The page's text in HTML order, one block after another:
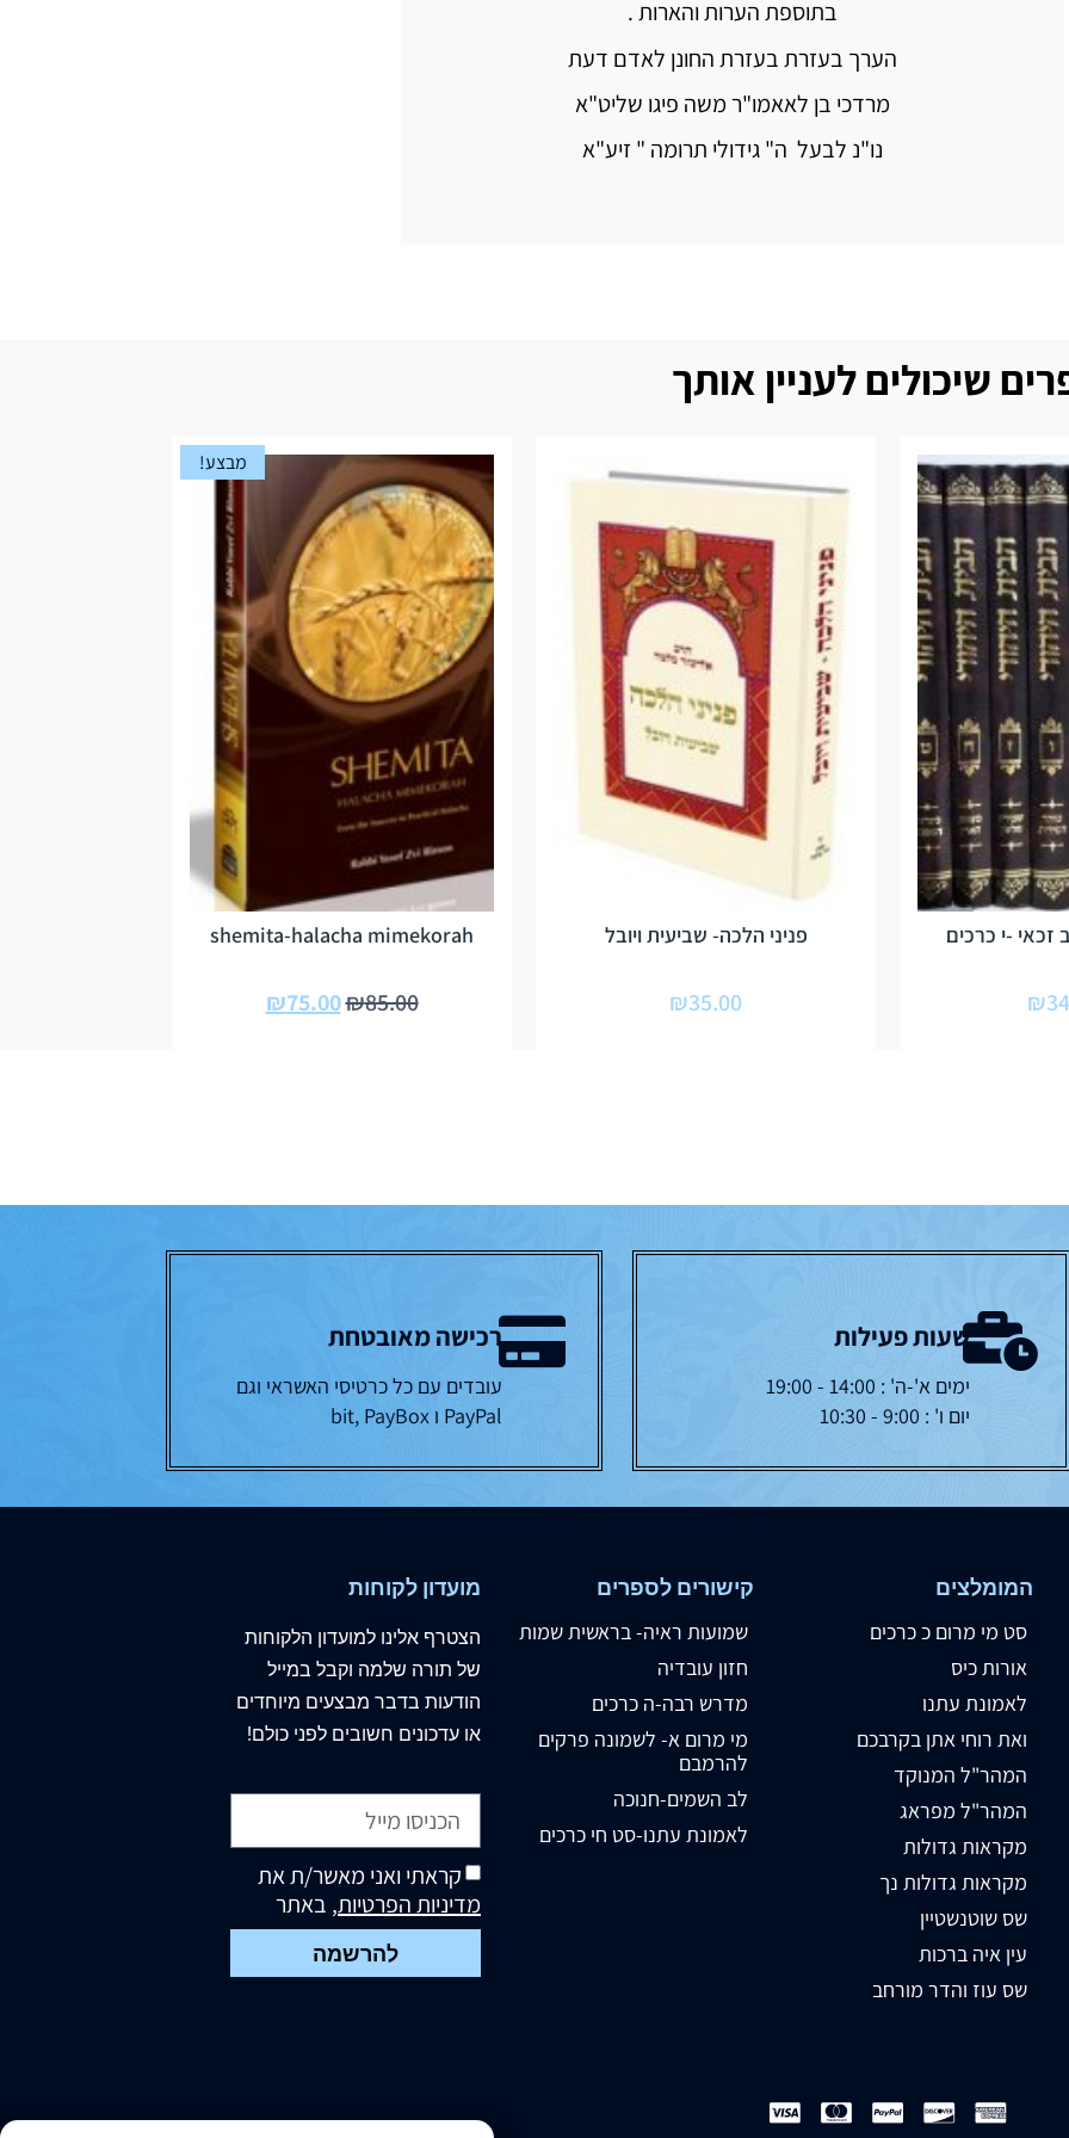
בתוספת הערות והארות .
הערך בעזרת בעזרת החונן לאדם דעת
מרדכי בן לאאמו"ר משה פיגו שליט"א
נו"נ לבעל ה" גידולי תרומה " זיע"א
שיכולים לעניין אותך
זכאי -י כרכים
₪
פניני הלכה- שביעית ויובל
₪35.00
מבצע!
shemita-halacha mimekorah
₪85.00
₪75.00
שעות פעילות
ימים א'-ה' : 14:00 - 19:00
יום ו' : 9:00 - 10:30
רכישה מאובטחת
עובדים עם כל כרטיסי האשראי וגם
PayPal ו bit, PayBox
המומלצים
סט מי מרום כ כרכים
אורות כיס
לאמונת עתנו
ואת רוחי אתן בקרבכם
המהר"ל המנוקד
המהר"ל מפראג
מקראות גדולות
מקראות גדולות נך
שס שוטנשטיין
עין איה ברכות
שס עוז והדר מורחב
קישורים לספרים
שמועות ראיה- בראשית שמות
חזון עובדיה
מדרש רבה-ה כרכים
מי מרום א- לשמונה פרקים
להרמבם
לב השמים-חנוכה
לאמונת עתנו-סט חי כרכים
מועדון לקוחות
הצטרף אלינו למועדון הלקוחות
של תורה שלמה וקבל במייל
הודעות בדבר מבצעים מיוחדים
או עדכונים חשובים לפני כולם!
קראתי ואני מאשר/ת את
מדיניות הפרטיות, באתר
להרשמה